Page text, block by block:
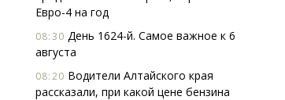
Евро-4 на год
08:30 День 1624-й. Самое важное к 6
августа
08:20 Водители Алтайского края
рассказали, при какой цене бензина